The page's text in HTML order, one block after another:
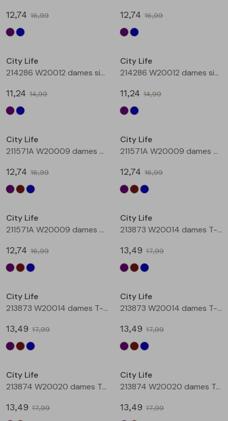
12,74 16,99
12,74 16,99
City Life
214286 W20012 dames singlet Aubergine
11,24 14,99
City Life
214286 W20012 dames singlet Petrol
11,24 14,99
City Life
211571A W20009 dames T-shirt km Aubergine
12,74 16,99
City Life
211571A W20009 dames T-shirt km Bruin
12,74 16,99
City Life
211571A W20009 dames T-shirt km Petrol
12,74 16,99
City Life
213873 W20014 dames T-shirt km Aubergine
13,49 17,99
City Life
213873 W20014 dames T-shirt km Bruin
13,49 17,99
City Life
213873 W20014 dames T-shirt km Petrol
13,49 17,99
City Life
213874 W20020 dames T-shirt km Aubergine
13,49 17,99
City Life
213874 W20020 dames T-shirt km Bruin
13,49 17,99